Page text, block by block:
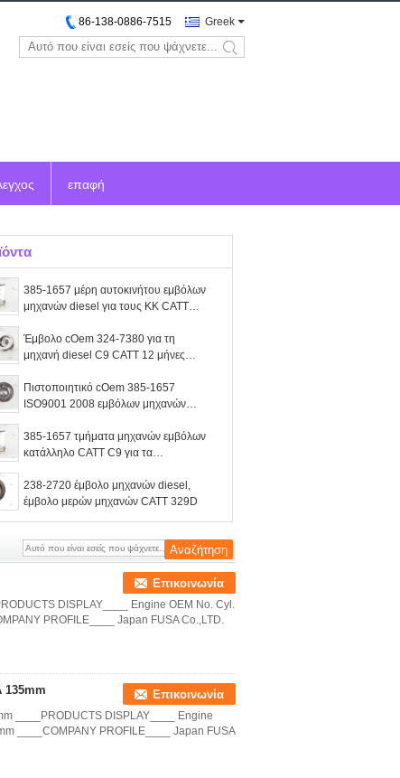
Greek
86-138-0886-7515
search
επαφή
385-1657 μέρη αυτοκινήτου εμβόλων
μηχανών diesel για τους ΚΚ CATT
Έμβολο cOem 324-7380 για τη
μηχανή diesel C9 CATT 12 μήνες
Πιστοποιητικό cOem 385-1657
ISO9001 2008 εμβόλων μηχανών
385-1657 τμήματα μηχανών εμβόλων
κατάλληλο CATT C9 για τα
238-2720 έμβολο μηχανών diesel,
έμβολο μερών μηχανών CATT 329D
Επικοινωνία
DISPLAY____ Engine OEM No. Cyl.
PROFILE____ Japan FUSA Co.,LTD.
135mm Επικοινωνία
____PRODUCTS DISPLAY____ Engine
____COMPANY PROFILE____ Japan FUSA